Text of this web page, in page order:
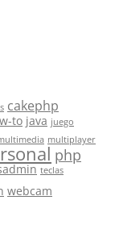
cakephp
to java juego
multiplayer
php
teclas
webcam